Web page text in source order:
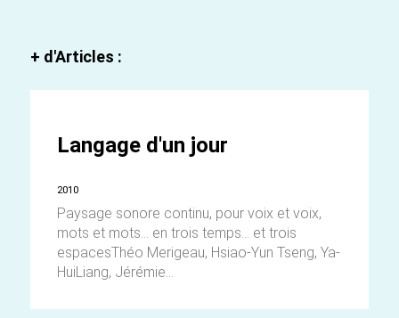
+ d'Articles :
Langage d'un jour
2010
Paysage sonore continu, pour voix et voix,
mots et mots... en trois temps... et trois
espacesThéo Merigeau, Hsiao-Yun Tseng, Ya-
HuiLiang, Jérémie...